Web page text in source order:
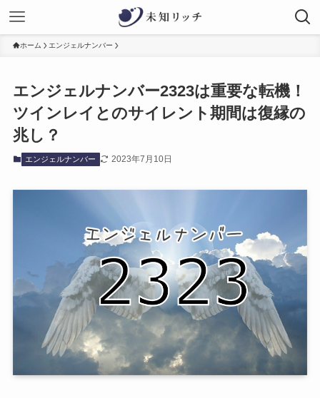
ホーム エンジェルナンバー
エンジェルナンバー2323は重要な転機！
ツインレイとのサイレント期間は復縁の
兆し？
エンジェルナンバー 2023年7月10日